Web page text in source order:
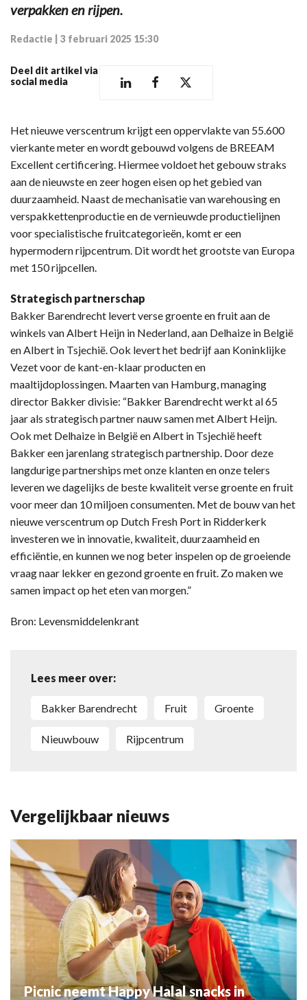
verpakken en rijpen.
Redactie 3 februari 2025 15:30
Deel dit artikel via
social media
Het nieuwe verscentrum krijgt een oppervlakte van 55.600
vierkante meter en wordt gebouwd volgens de BREEAM
Excellent certificering. Hiermee voldoet het gebouw straks
aan de nieuwste en zeer hogen eisen op het gebied van
duurzaamheid. Naast de mechanisatie van warehousing en
verspakkettenproductie en de vernieuwde productielijnen
voor specialistische fruitcategorieën, komt er een
hypermodern rijpcentrum. Dit wordt het grootste van Europa
met 150 rijpcellen.
Strategisch partnerschap
Bakker Barendrecht levert verse groente en fruit aan de
winkels van Albert Heijn in Nederland, aan Delhaize in België
en Albert in Tsjechië. Ook levert het bedrijf aan Koninklijke
Vezet voor de kant-en-klaar producten en
maaltijdoplossingen. Maarten van Hamburg, managing
director Bakker divisie: “Bakker Barendrecht werkt al 65
jaar als strategisch partner nauw samen met Albert Heijn.
Ook met Delhaize in België en Albert in Tsjechië heeft
Bakker een jarenlang strategisch partnership. Door deze
langdurige partnerships met onze klanten en onze telers
leveren we dagelijks de beste kwaliteit verse groente en fruit
voor meer dan 10 miljoen consumenten. Met de bouw van het
nieuwe verscentrum op Dutch Fresh Port in Ridderkerk
investeren we in innovatie, kwaliteit, duurzaamheid en
efficiëntie, en kunnen we nog beter inspelen op de groeiende
vraag naar lekker en gezond groente en fruit. Zo maken we
samen impact op het eten van morgen.”
Bron: Levensmiddelenkrant
Lees meer over:
Bakker Barendrecht fruit groente
nieuwbouw rijpcentrum
Vergelijkbaar nieuws
Picnic neemt Happy Halal snacks in